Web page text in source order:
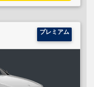
プレミアム